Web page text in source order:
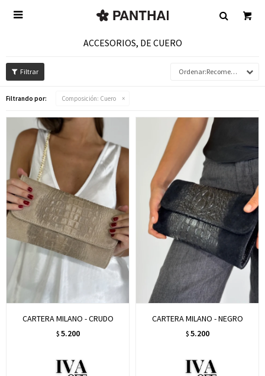

ACCESORIOS, DE CUERO
Recomendados
Filtrando por: Composición: Cuero
CARTERA MILANO - CRUDO
$ 5.200
CARTERA MILANO - NEGRO
$ 5.200